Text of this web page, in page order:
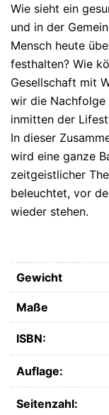
Wie sieht ein
und in der
Mensch heute
festhalten? Wie
Gesellschaft mit
wir die Nachfolge
inmitten der
In dieser
wird eine ganze
zeitgeistlicher
beleuchtet, vor
wieder stehen.
Gewicht
Maße
ISBN:
Auflage:
Seitenzahl: